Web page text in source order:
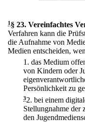
1 § 23. Vereinfachtes
Verfahren kann die
die Aufnahme von
Medien entscheiden,
1. das Medium
von Kindern oder
Persönlichkeit zu
32. bei einem
Stellungnahme der
den